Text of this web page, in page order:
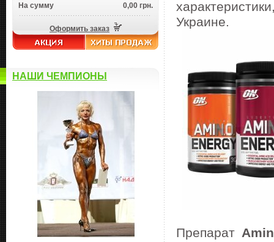
На сумму 0,00 грн.
Оформить заказ
НАШИ ЧЕМПИОНЫ
Украине.
Препарат